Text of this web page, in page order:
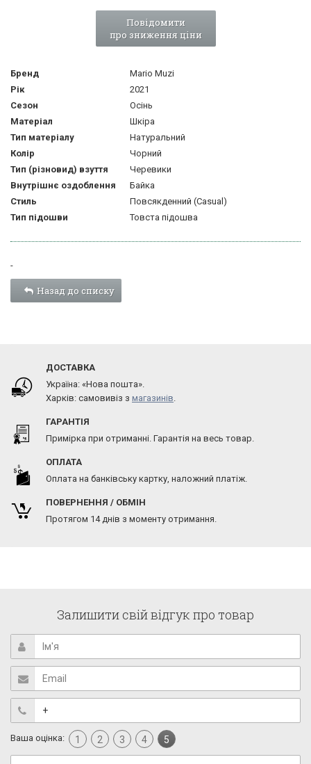
Повідомити
про зниження ціни
Бренд
Mario Muzi
Рік
2021
Сезон
Осінь
Матеріал
Шкіра
Тип матеріалу
Натуральний
Колір
Чорний
Тип (різновид) взуття
Черевики
Внутрішнє оздоблення
Байка
Стиль
Повсякденний (Casual)
Тип підошви
Товста підошва
-
Назад до списку
ДОСТАВКА
Україна: «Нова пошта».
Харків: самовивіз з магазинів.
ГАРАНТІЯ
Примірка при отриманні. Гарантія на весь товар.
ОПЛАТА
Оплата на банківську картку, наложний платіж.
ПОВЕРНЕННЯ / ОБМІН
Протягом 14 днів з моменту отримання.
Залишити свій відгук про товар
Ваша оцінка: 1 2 3 4 5